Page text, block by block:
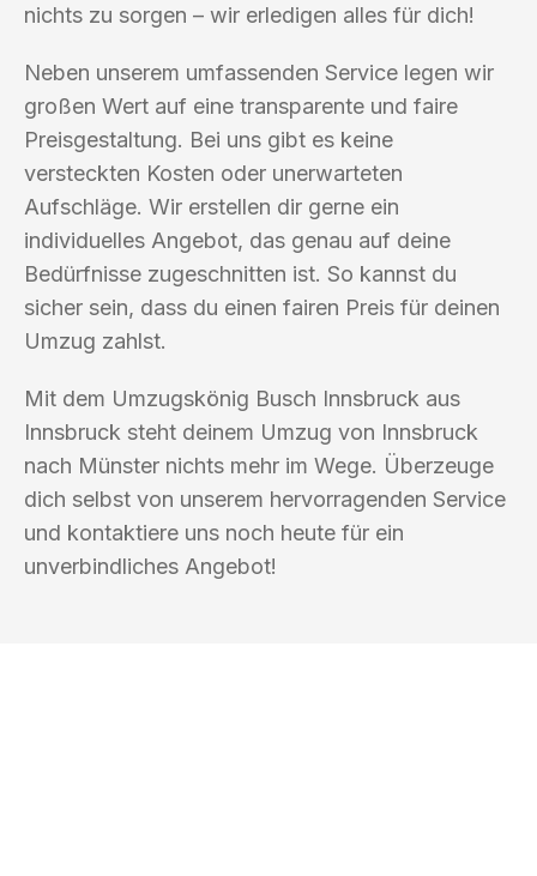
nichts zu sorgen – wir erledigen alles für dich!
Neben unserem umfassenden Service legen wir
großen Wert auf eine transparente und faire
Preisgestaltung. Bei uns gibt es keine
versteckten Kosten oder unerwarteten
Aufschläge. Wir erstellen dir gerne ein
individuelles Angebot, das genau auf deine
Bedürfnisse zugeschnitten ist. So kannst du
sicher sein, dass du einen fairen Preis für deinen
Umzug zahlst.
Mit dem Umzugskönig Busch Innsbruck aus
Innsbruck steht deinem Umzug von Innsbruck
nach Münster nichts mehr im Wege. Überzeuge
dich selbst von unserem hervorragenden Service
und kontaktiere uns noch heute für ein
unverbindliches Angebot!